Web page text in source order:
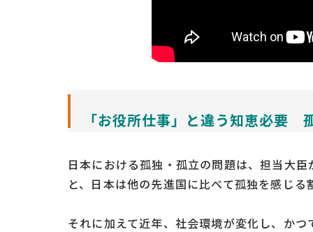
「お役所仕事」と違う知恵必要
日本における孤独・孤立の問題は、担当大
と、日本は他の先進国に比べて孤独を感じ
それに加えて近年、社会環境が変化し、か